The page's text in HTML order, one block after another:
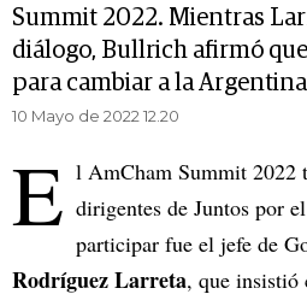
Summit 2022. Mientras
diálogo, Bullrich afirmó
para cambiar a la
10 Mayo de 2022 12.20
E l AmCham Summit 2022
dirigentes de Juntos por
participar fue el jefe de
Rodríguez Larreta, que insistió